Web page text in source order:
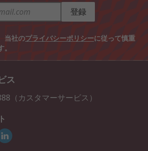
登録
当社のプライバシーポリシーに従って慎重
ス
（カスタマーサービス）